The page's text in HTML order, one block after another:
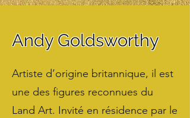
Andy Goldsworthy
Artiste d’origine britannique, il est
une des figures reconnues du
Land Art. Invité en résidence par le